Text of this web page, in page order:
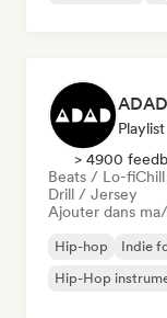
Playlist
> 4900
Beats / Lo-fi
Drill / Jersey
Ajouter dans
Hip-hop Indie
Hip-Hop